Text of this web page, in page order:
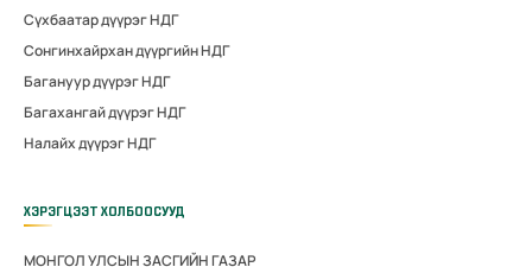
Сүхбаатар дүүрэг НДГ
Сонгинхайрхан дүүргийн НДГ
Багануур дүүрэг НДГ
Багахангай дүүрэг НДГ
Налайх дүүрэг НДГ
ХЭРЭГЦЭЭТ ХОЛБООСУУД
МОНГОЛ УЛСЫН ЗАСГИЙН ГАЗАР